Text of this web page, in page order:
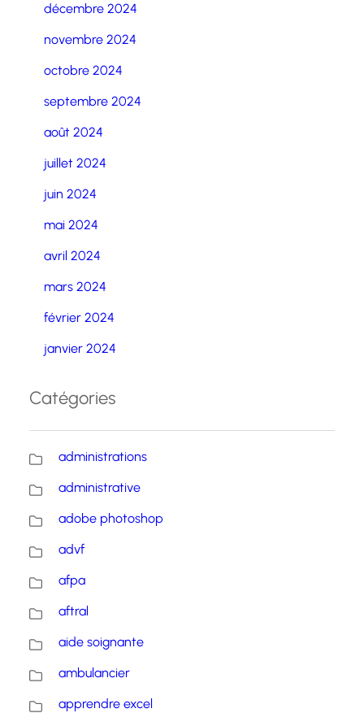
décembre 2024
novembre 2024
octobre 2024
septembre 2024
août 2024
juillet 2024
juin 2024
mai 2024
avril 2024
mars 2024
février 2024
janvier 2024
Catégories
administrations
administrative
adobe photoshop
advf
afpa
aftral
aide soignante
ambulancier
apprendre excel